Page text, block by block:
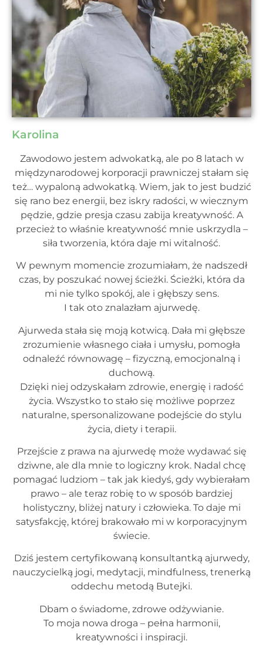
Karolina
Zawodowo jestem adwokatką, ale po 8 latach w
międzynarodowej korporacji prawniczej stałam się
też… wypaloną adwokatką. Wiem, jak to jest budzić
się rano bez energii, bez iskry radości, w wiecznym
pędzie, gdzie presja czasu zabija kreatywność. A
przecież to właśnie kreatywność mnie uskrzydla –
siła tworzenia, która daje mi witalność.
W pewnym momencie zrozumiałam, że nadszedł
czas, by poszukać nowej ścieżki. Ścieżki, która da
mi nie tylko spokój, ale i głębszy sens.
I tak oto znalazłam ajurwedę.
Ajurweda stała się moją kotwicą. Dała mi głębsze
zrozumienie własnego ciała i umysłu, pomogła
odnaleźć równowagę – fizyczną, emocjonalną i
duchową.
Dzięki niej odzyskałam zdrowie, energię i radość
życia. Wszystko to stało się możliwe poprzez
naturalne, spersonalizowane podejście do stylu
życia, diety i terapii.
Przejście z prawa na ajurwedę może wydawać się
dziwne, ale dla mnie to logiczny krok. Nadal chcę
pomagać ludziom – tak jak kiedyś, gdy wybierałam
prawo – ale teraz robię to w sposób bardziej
holistyczny, bliżej natury i człowieka. To daje mi
satysfakcję, której brakowało mi w korporacyjnym
świecie.
Dziś jestem certyfikowaną konsultantką ajurwedy,
nauczycielką jogi, medytacji, mindfulness, trenerką
oddechu metodą Butejki.
Dbam o świadome, zdrowe odżywianie.
To moja nowa droga – pełna harmonii,
kreatywności i inspiracji.